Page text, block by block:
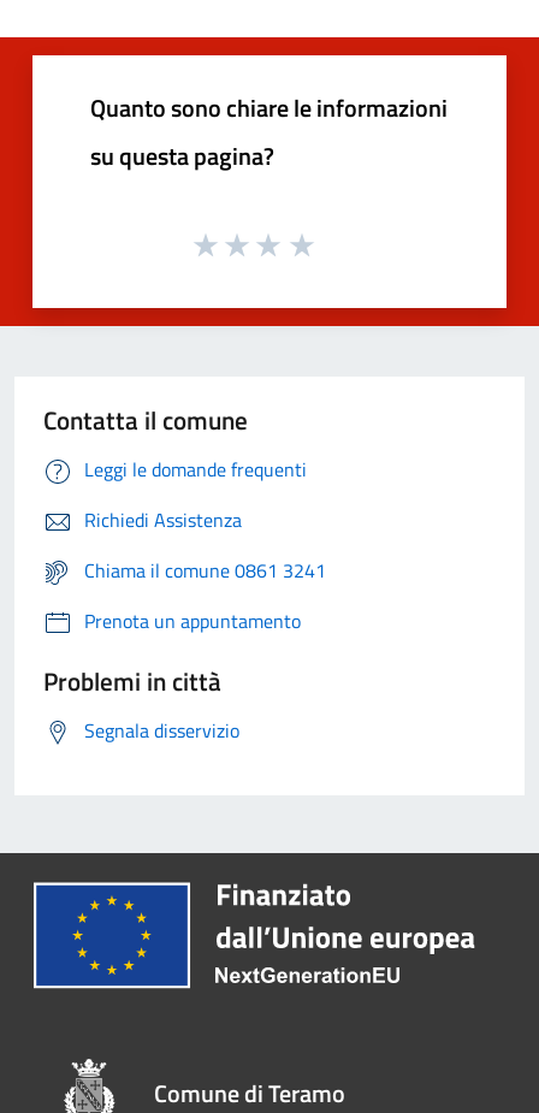
Quanto sono chiare le informazioni
su questa pagina?
Contatta il comune
Leggi le domande frequenti
Richiedi Assistenza
Chiama il comune 0861 3241
Prenota un appuntamento
Problemi in città
Segnala disservizio
Comune di Teramo